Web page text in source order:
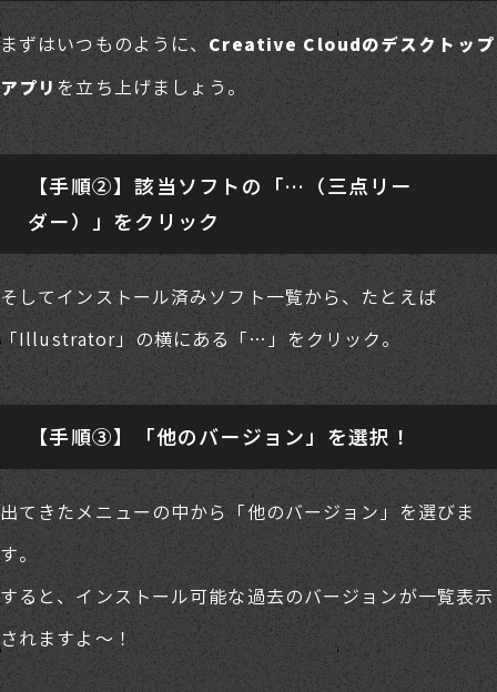
まずはいつものように、 Creative Cloudのデスクトップ
アプリ を立ち上げましょう。
【手順②】該当ソフトの「…（三点リー
ダー）」をクリック
そしてインストール済みソフト一覧から、たとえば
「Illustrator」の横にある「…」をクリック。
【手順③】「他のバージョン」を選択！
出てきたメニューの中から「他のバージョン」を選びま
す。
すると、インストール可能な過去のバージョンが一覧表示
されますよ〜！